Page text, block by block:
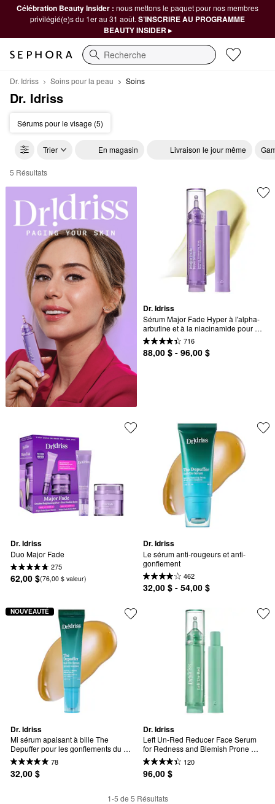
Célébration Beauty Insider : nous mettons le paquet pour nos membres
privilégié(e)s du 1er au 31 août. S’INSCRIRE AU PROGRAMME
BEAUTY INSIDER ▸
Recherche
Dr. Idriss Soins pour la peau Soins
Dr. Idriss
Sérums pour le visage (5)
Trier En magasin Livraison le jour même
Dr. Idriss Soins
5 Résultats
Dr. Idriss
Sérum Major Fade Hyper à l'alpha-
arbutine et à la niacinamide pour
illuminer et pour les taches
pigmentaires
716
88,00 $ - 96,00 $
Dr. Idriss
Duo Major Fade
275
62,00 $(76,00 $ valeur)
Dr. Idriss
Le sérum anti-rougeurs et anti-
gonflement
462
32,00 $ - 54,00 $
Dr. Idriss
Mi sérum apaisant à bille The
Depuffer pour les gonflements du
visage
78
32,00 $
NOUVEAUTÉ
Dr. Idriss
Left Un-Red Reducer Face Serum
for Redness and Blemish Prone
Skin
120
96,00 $
1-5 de 5 Résultats